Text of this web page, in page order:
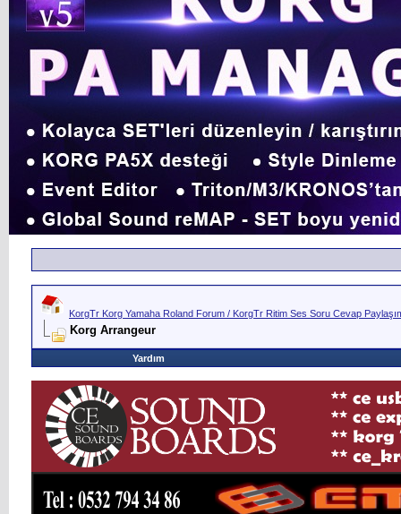
KorgTr Korg Yamaha Roland Forum / KorgTr Ritim Ses Soru Cevap
Korg Arrangeur
Yardım